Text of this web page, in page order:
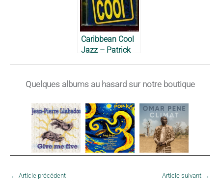
Caribbean Cool
Jazz – Patrick
2006
Quelques albums au hasard sur notre boutique
← Article précédent Article suivant →